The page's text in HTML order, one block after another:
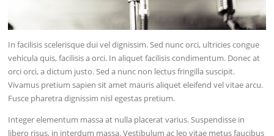
In facilisis scelerisque dui vel dignissim. Sed nunc orci, ultricies congue
vehicula quis, facilisis a orci. In aliquet facilisis condimentum. Donec at
orci orci, a dictum justo. Sed a nunc non lectus fringilla suscipit.
Vivamus pretium sapien sit amet mauris aliquet eleifend vel vitae arcu.
Fusce pharetra dignissim nisl egestas pretium.
Integer elementum massa at nulla placerat varius. Suspendisse in
libero risus, in interdum massa. Vestibulum ac leo vitae metus faucibus